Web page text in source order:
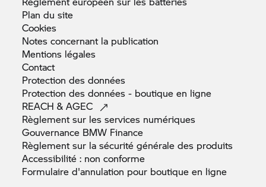
Plan dusite
Cookies
Notes concernant la publication
Mentions légales
Contact
Protection desdonnées
Protection des données - boutique en ligne
REACH &AGEC
Règlement sur les services numériques
Gouvernance BMW Finance
Règlement sur la sécurité générale des produits
Accessibilité : nonconforme
Formulaire d'annulation pour boutique en ligne